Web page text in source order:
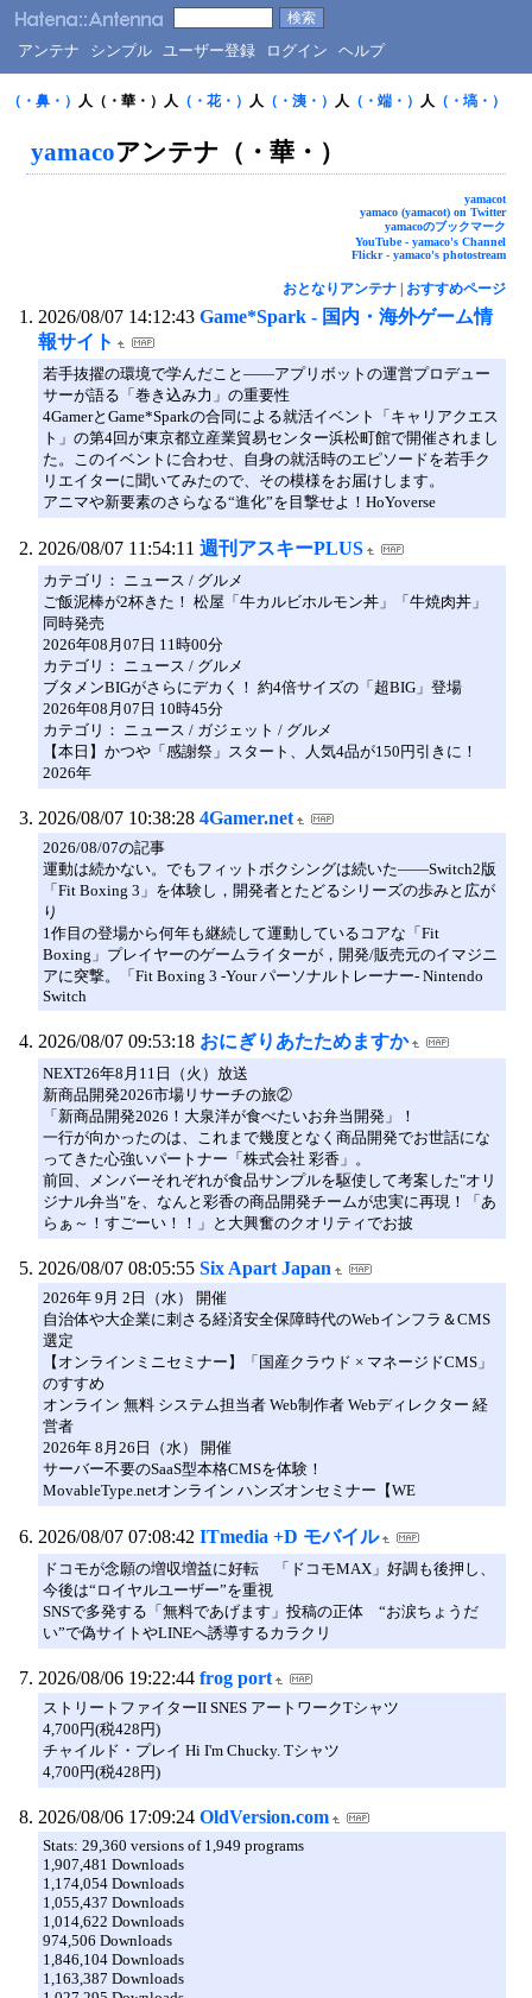
アンテナ シンプル ユーザー登録 ログイン ヘルプ
（・鼻・） 人（・華・）人 （・花・） 人 （・洟・） 人 （・端・） 人 （・塙・）
yamacoアンテナ（・華・）
yamacot
yamaco (yamacot) on Twitter
yamacoのブックマーク
YouTube - yamaco's Channel
Flickr - yamaco's photostream
おとなりアンテナ| おすすめページ
2026/08/07 14:12:43 Game*Spark - 国内・海外ゲーム情
報サイト
若手抜擢の環境で学んだこと――アプリボットの運営プロデュー
サーが語る「巻き込み力」の重要性
4GamerとGame*Sparkの合同による就活イベント「キャリアクエス
ト」の第4回が東京都立産業貿易センター浜松町館で開催されまし
た。このイベントに合わせ、自身の就活時のエピソードを若手ク
リエイターに聞いてみたので、その模様をお届けします。
アニマや新要素のさらなる“進化”を目撃せよ！HoYoverse
2026/08/07 11:54:11 週刊アスキーPLUS
カテゴリ： ニュース / グルメ
ご飯泥棒が2杯きた！ 松屋「牛カルビホルモン丼」「牛焼肉丼」
同時発売
2026年08月07日 11時00分
カテゴリ： ニュース / グルメ
ブタメンBIGがさらにデカく！ 約4倍サイズの「超BIG」登場
2026年08月07日 10時45分
カテゴリ： ニュース / ガジェット / グルメ
【本日】かつや「感謝祭」スタート、人気4品が150円引きに！
2026年
2026/08/07 10:38:28 4Gamer.net
2026/08/07の記事
運動は続かない。でもフィットボクシングは続いた――Switch2版
「Fit Boxing 3」を体験し，開発者とたどるシリーズの歩みと広が
り
1作目の登場から何年も継続して運動しているコアな「Fit
Boxing」プレイヤーのゲームライターが，開発/販売元のイマジニ
アに突撃。「Fit Boxing 3 -Your パーソナルトレーナー- Nintendo
Switch
2026/08/07 09:53:18 おにぎりあたためますか
NEXT26年8月11日（火）放送
新商品開発2026市場リサーチの旅②
「新商品開発2026！大泉洋が食べたいお弁当開発」！
一行が向かったのは、これまで幾度となく商品開発でお世話にな
ってきた心強いパートナー「株式会社 彩香」。
前回、メンバーそれぞれが食品サンプルを駆使して考案した"オリ
ジナル弁当"を、なんと彩香の商品開発チームが忠実に再現！「あ
らぁ～！すごーい！！」と大興奮のクオリティでお披
2026/08/07 08:05:55 Six Apart Japan
2026年 9月 2日（水） 開催
自治体や大企業に刺さる経済安全保障時代のWebインフラ＆CMS
選定
【オンラインミニセミナー】「国産クラウド × マネージドCMS」
のすすめ
オンライン 無料 システム担当者 Web制作者 Webディレクター 経
営者
2026年 8月26日（水） 開催
サーバー不要のSaaS型本格CMSを体験！
MovableType.netオンライン ハンズオンセミナー【WE
2026/08/07 07:08:42 ITmedia +D モバイル
ドコモが念願の増収増益に好転 「ドコモMAX」好調も後押し、
今後は“ロイヤルユーザー”を重視
SNSで多発する「無料であげます」投稿の正体 “お涙ちょうだ
い”で偽サイトやLINEへ誘導するカラクリ
2026/08/06 19:22:44 frog port
ストリートファイターII SNES アートワークTシャツ
4,700円(税428円)
チャイルド・プレイ Hi I'm Chucky. Tシャツ
4,700円(税428円)
2026/08/06 17:09:24 OldVersion.com
Stats: 29,360 versions of 1,949 programs
1,907,481 Downloads
1,174,054 Downloads
1,055,437 Downloads
1,014,622 Downloads
974,506 Downloads
1,846,104 Downloads
1,163,387 Downloads